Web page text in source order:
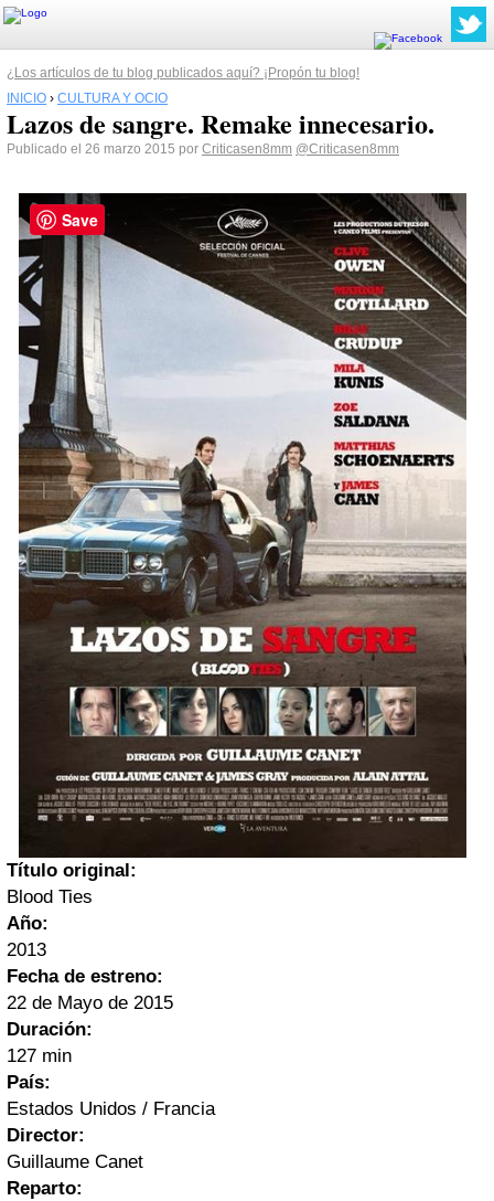
¿Los artículos de tu blog publicados aquí? ¡Propón tu blog!
INICIO › CULTURA Y OCIO
Lazos de sangre. Remake innecesario.
Publicado el 26 marzo 2015 por Criticasen8mm @Criticasen8mm
Título original:
Blood Ties
Año:
2013
Fecha de estreno:
22 de Mayo de 2015
Duración:
127 min
País:
Estados Unidos / Francia
Director:
Guillaume Canet
Reparto:
Save